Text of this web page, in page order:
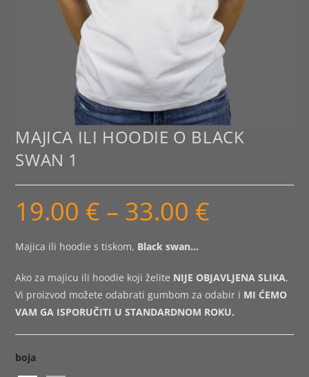
MAJICA ILI HOODIE O BLACK
SWAN 1
19.00 € – 33.00 €
Majica ili hoodie s tiskom, Black swan…
Ako za majicu ili hoodie koji želite NIJE OBJAVLJENA SLIKA,
Vi proizvod možete odabrati gumbom za odabir i MI ĆEMO
VAM GA ISPORUČITI U STANDARDNOM ROKU.
boja